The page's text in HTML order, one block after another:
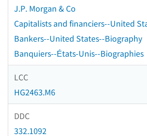
J.P. Morgan & Co
Capitalists and financiers--United
Bankers--United States--Biography
Banquiers--États-Unis--Biographies
LCC
HG2463.M6
DDC
332.1092